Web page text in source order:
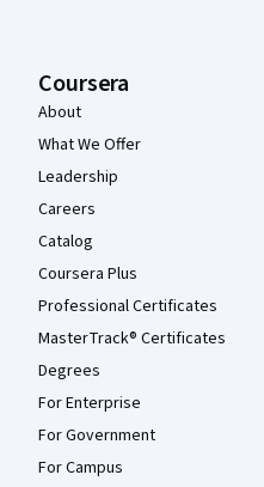
Coursera
About
What We Offer
Leadership
Careers
Catalog
Coursera Plus
Professional Certificates
MasterTrack® Certificates
Degrees
For Enterprise
For Government
For Campus